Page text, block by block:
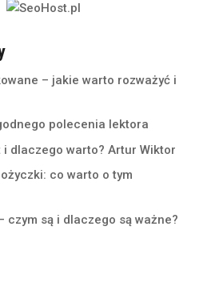
– jakie warto rozważyć i
polecenia lektora
i dlaczego warto? Artur Wiktor
co warto o tym
czym są i dlaczego są ważne?